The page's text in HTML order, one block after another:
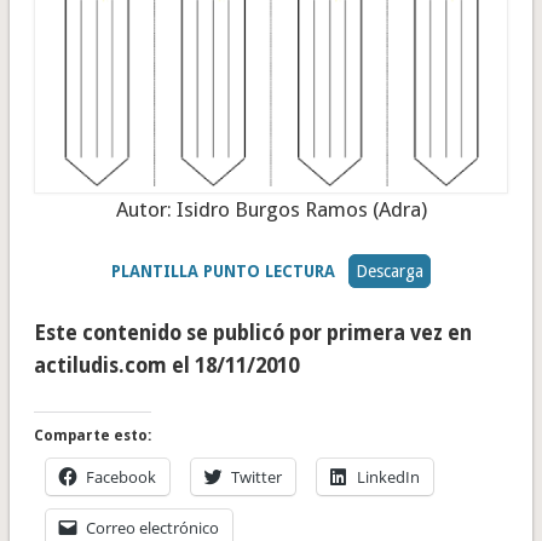
Autor: Isidro Burgos Ramos (Adra)
PLANTILLA PUNTO LECTURA Descarga
Este contenido se publicó por primera vez en
actiludis.com el 18/11/2010
Comparte esto:
Facebook Twitter LinkedIn
Correo electrónico